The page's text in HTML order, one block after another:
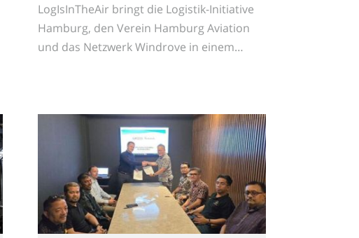
LogIsInTheAir bringt die Logistik-Initiative
Hamburg, den Verein Hamburg Aviation
und das Netzwerk Windrove in einem…